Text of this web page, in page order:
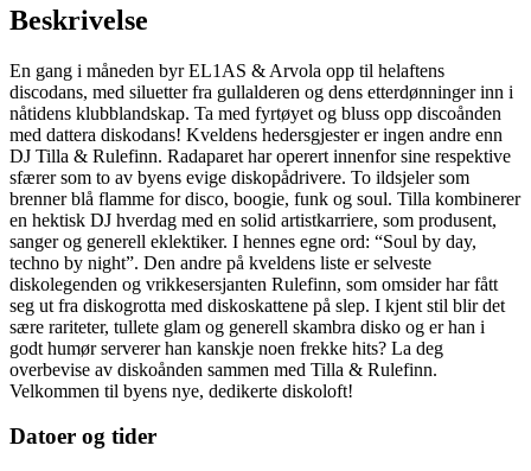
Beskrivelse
En gang i måneden byr EL1AS & Arvola opp til helaftens
discodans, med siluetter fra gullalderen og dens etterdønninger inn i
nåtidens klubblandskap. Ta med fyrtøyet og bluss opp discoånden
med dattera diskodans! Kveldens hedersgjester er ingen andre enn
DJ Tilla & Rulefinn. Radaparet har operert innenfor sine respektive
sfærer som to av byens evige diskopådrivere. To ildsjeler som
brenner blå flamme for disco, boogie, funk og soul. Tilla kombinerer
en hektisk DJ hverdag med en solid artistkarriere, som produsent,
sanger og generell eklektiker. I hennes egne ord: “Soul by day,
techno by night”. Den andre på kveldens liste er selveste
diskolegenden og vrikkesersjanten Rulefinn, som omsider har fått
seg ut fra diskogrotta med diskoskattene på slep. I kjent stil blir det
sære rariteter, tullete glam og generell skambra disko og er han i
godt humør serverer han kanskje noen frekke hits? La deg
overbevise av diskoånden sammen med Tilla & Rulefinn.
Velkommen til byens nye, dedikerte diskoloft!
Datoer og tider